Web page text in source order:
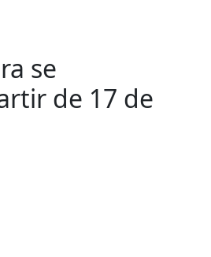
se
de 17 de